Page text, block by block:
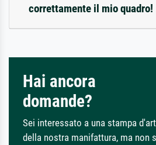
correttamente il mio quadro!
Hai ancora
domande?
Sei interessato a una stampa
della nostra manifattura, ma non